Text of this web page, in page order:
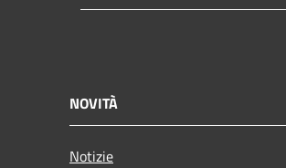
NOVITÀ
Notizie